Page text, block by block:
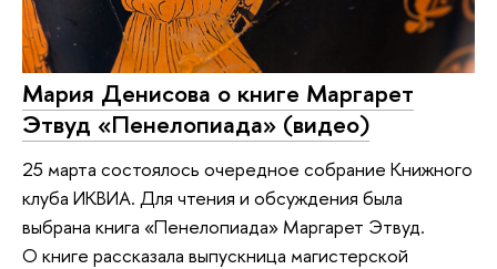
Мария Денисова о книге Маргарет
Этвуд «Пенелопиада» (видео)
25 марта состоялось очередное собрание Книжного
клуба ИКВИА. Для чтения и обсуждения была
выбрана книга «Пенелопиада» Маргарет Этвуд.
О книге рассказала выпускница магистерской